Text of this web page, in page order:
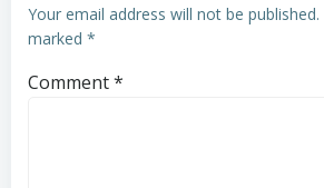
Your email address will not be published.
marked *
Comment*